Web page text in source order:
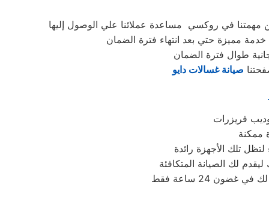
مهمتنا في روكسي مساعدة عملائنا علي الوصول إليها
مميزة حتي بعد انتهاء فترة الضمان
طوال فترة الضمان
صيانة غسالات دايو
تلك الأجهزة رائدة